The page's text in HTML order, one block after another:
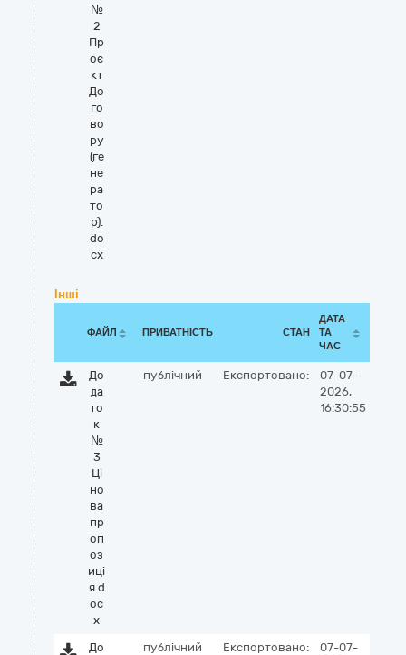
№
2
Пр
оє
кт
До
го
во
ру
(ге
не
ра
то
р).
do
cx
Інші
ФАЙЛ ПРИВАТНІСТЬ СТАН
ДАТА
ТА
ЧАС
До
да
то
к
№
3
Ці
но
ва
пр
оп
оз
иці
я.d
oc
x
публічний Експортовано:
07-07-
2026,
16:30:55
До
публічний Експортовано:
07-07-